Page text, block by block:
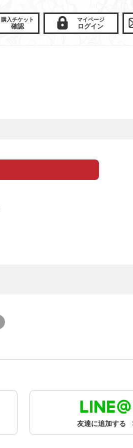
購入チケット
確認
マイページ
ログイン
友達に追加する